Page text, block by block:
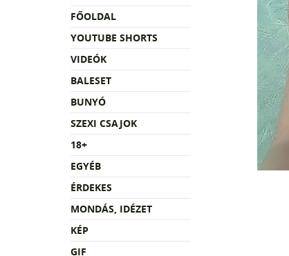
FŐOLDAL
YOUTUBE SHORTS
VIDEÓK
BALESET
BUNYÓ
SZEXI CSAJOK
18+
EGYÉB
ÉRDEKES
MONDÁS, IDÉZET
KÉP
GIF